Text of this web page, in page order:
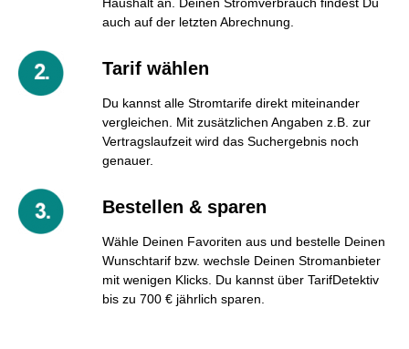
auch auf der letzten Abrechnung.
Tarif wählen
Du kannst alle Stromtarife direkt miteinander
vergleichen. Mit zusätzlichen Angaben z.B. zur
Vertragslaufzeit wird das Suchergebnis noch
genauer.
Bestellen & sparen
Wähle Deinen Favoriten aus und bestelle Deinen
Wunschtarif bzw. wechsle Deinen Stromanbieter
mit wenigen Klicks. Du kannst über TarifDetektiv
bis zu 700 € jährlich sparen.